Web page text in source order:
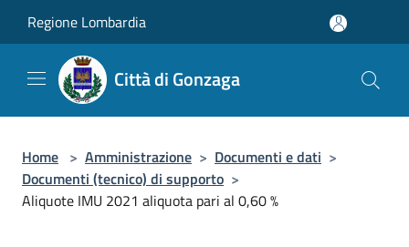
Regione Lombardia
Città di Gonzaga
Home > Amministrazione > Documenti e dati >
Documenti (tecnico) di supporto >
Aliquote IMU 2021 aliquota pari al 0,60 %